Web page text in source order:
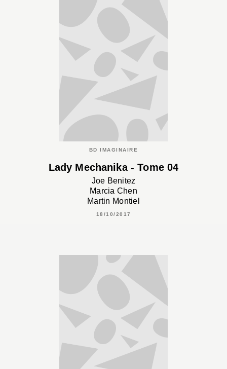
BD IMAGINAIRE
Lady Mechanika - Tome 04
Joe Benitez
Marcia Chen
Martin Montiel
18/10/2017